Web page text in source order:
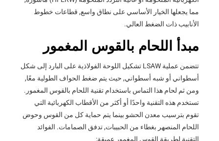
مما يجعلها الخيار الأساسي على نطاق واسع, قطاعات خطوط
الأنابيب ذات الضغط العالي.
مبدأ اللحام بالقوس المغمور
تتضمن عملية LSAW تشكيل اللوحة الفولاذية على البارد إلى شكل
أسطواني أو شبه أسطواني, حيث يتم ضغط الحواف الطولية معًا,
ومن ثم لحام هذا التماس باستخدام تقنية اللحام بالقوس المغمور.
تستخدم هذه التقنية واحدًا أو أكثر من الأقطاب الكهربائية التي
تقوم بترسيب معدن الحشو بينما يتم حماية كل من القوس وحوض
اللحام المنصهر بغطاء من الحبيبات, تدفق الصمامات. الفوائد
التقنية لطريقة القوس المغمور عميقة: